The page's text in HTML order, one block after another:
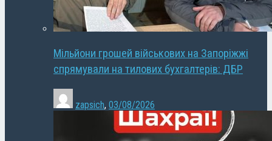
Мільйони грошей військових на Запоріжжі
спрямували на тилових бухгалтерів: ДБР
zapsich, 03/08/2026